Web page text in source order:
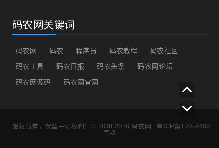
码农网关键词
码农网 码农 程序员 码农教程
码农社区
码农工具
码农日报 码农头条
码农网论坛
码农网源码
码农网官网
版权所有，保留一切权利！© 2018-2026 码农网
粤ICP备17054400
号-3